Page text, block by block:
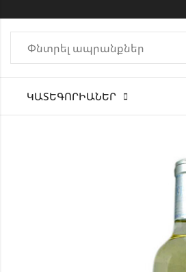
ԿԱՏԵԳՈՐԻԱՆԵՐ